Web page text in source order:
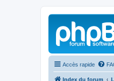
Accès rapide
Index du forum